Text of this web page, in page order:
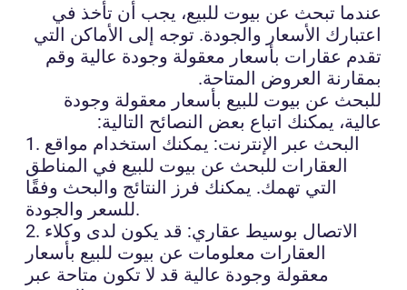
عندما تبحث عن بيوت للبيع، يجب أن تأخذ في
اعتبارك الأسعار والجودة. توجه إلى الأماكن التي
تقدم عقارات بأسعار معقولة وجودة عالية وقم
بمقارنة العروض المتاحة.
للبحث عن بيوت للبيع بأسعار معقولة وجودة
عالية، يمكنك اتباع بعض النصائح التالية:
1. البحث عبر الإنترنت: يمكنك استخدام مواقع
العقارات للبحث عن بيوت للبيع في المناطق
التي تهمك. يمكنك فرز النتائج والبحث وفقًا
للسعر والجودة.
2. الاتصال بوسيط عقاري: قد يكون لدى وكلاء
العقارات معلومات عن بيوت للبيع بأسعار
معقولة وجودة عالية قد لا تكون متاحة عبر